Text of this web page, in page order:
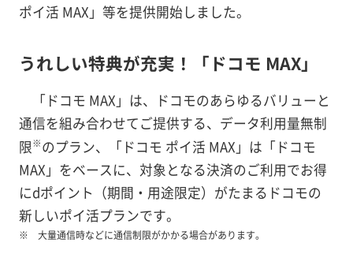
ポイ活 MAX」等を提供開始しました。
うれしい特典が充実！「ドコモ MAX」
「ドコモ MAX」は、ドコモのあらゆるバリューと
通信を組み合わせてご提供する、データ利用量無制
限※のプラン、「ドコモ ポイ活 MAX」は「ドコモ
MAX」をベースに、対象となる決済のご利用でお得
にdポイント（期間・用途限定）がたまるドコモの
新しいポイ活プランです。
大量通信時などに通信制限がかかる場合があります。